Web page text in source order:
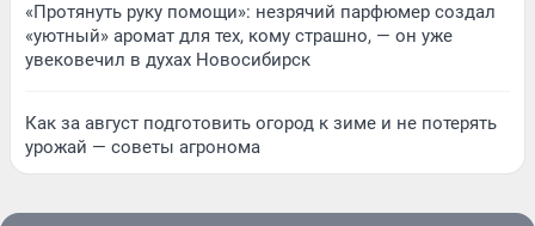
«Протянуть руку помощи»: незрячий парфюмер создал
«уютный» аромат для тех, кому страшно, — он уже
увековечил в духах Новосибирск
Как за август подготовить огород к зиме и не потерять
урожай — советы агронома